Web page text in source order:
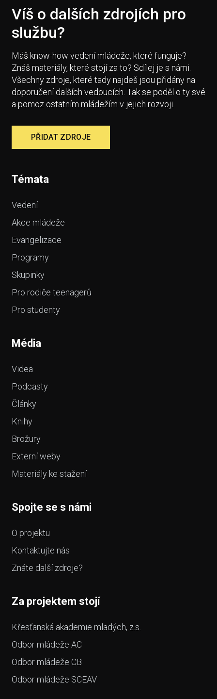
Víš o dalších zdrojích pro
službu?
Máš know-how vedení mládeže, které funguje?
Znáš materiály, které stojí za to? Sdílej je s námi.
Všechny zdroje, které tady najdeš jsou přidány na
doporučení dalších vedoucích. Tak se poděl o ty své
a pomoz ostatním mládežím v jejich rozvoji.
PŘIDAT ZDROJE
Témata
Vedení
Akce mládeže
Evangelizace
Programy
Skupinky
Pro rodiče teenagerů
Pro studenty
Média
Videa
Podcasty
Články
Knihy
Brožury
Externí weby
Materiály ke stažení
Spojte se s námi
O projektu
Kontaktujte nás
Znáte další zdroje?
Za projektem stojí
Křesťanská akademie mladých, z.s.
Odbor mládeže AC
Odbor mládeže CB
Odbor mládeže SCEAV